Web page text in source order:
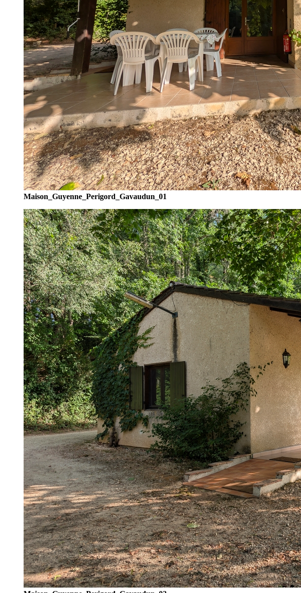
Maison_Guyenne_Perigord_Gavaudun_01